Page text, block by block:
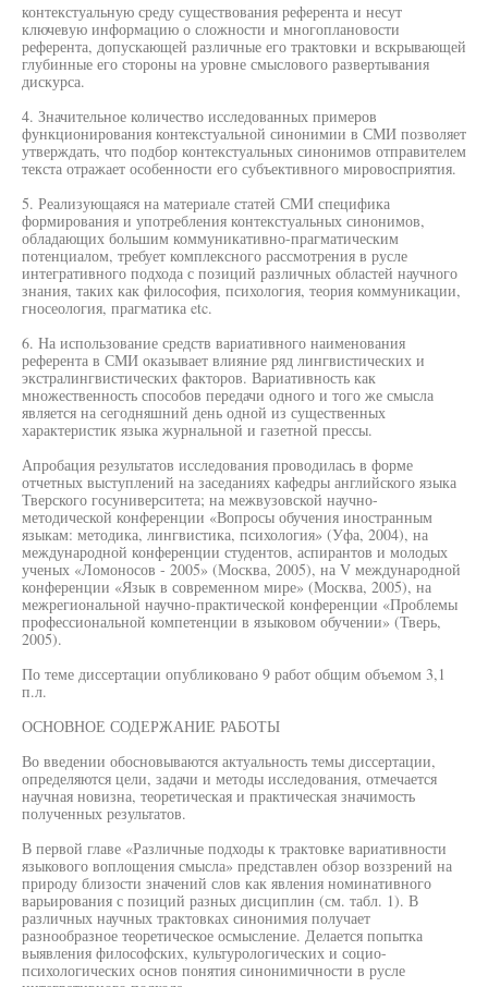
контекстуальную среду существования референта и несут
ключевую информацию о сложности и многоплановости
референта, допускающей различные его трактовки и вскрывающей
глубинные его стороны на уровне смыслового развертывания
дискурса.
4. Значительное количество исследованных примеров
функционирования контекстуальной синонимии в СМИ позволяет
утверждать, что подбор контекстуальных синонимов отправителем
текста отражает особенности его субъективного мировосприятия.
5. Реализующаяся на материале статей СМИ специфика
формирования и употребления контекстуальных синонимов,
обладающих большим коммуникативно-прагматическим
потенциалом, требует комплексного рассмотрения в русле
интегративного подхода с позиций различных областей научного
знания, таких как философия, психология, теория коммуникации,
гносеология, прагматика etc.
6. На использование средств вариативного наименования
референта в СМИ оказывает влияние ряд лингвистических и
экстралингвистических факторов. Вариативность как
множественность способов передачи одного и того же смысла
является на сегодняшний день одной из существенных
характеристик языка журнальной и газетной прессы.
Апробация результатов исследования проводилась в форме
отчетных выступлений на заседаниях кафедры английского языка
Тверского госуниверситета; на межвузовской научно-
методической конференции «Вопросы обучения иностранным
языкам: методика, лингвистика, психология» (Уфа, 2004), на
международной конференции студентов, аспирантов и молодых
ученых «Ломоносов - 2005» (Москва, 2005), на V международной
конференции «Язык в современном мире» (Москва, 2005), на
межрегиональной научно-практической конференции «Проблемы
профессиональной компетенции в языковом обучении» (Тверь,
2005).
По теме диссертации опубликовано 9 работ общим объемом 3,1
п.л.
ОСНОВНОЕ СОДЕРЖАНИЕ РАБОТЫ
Во введении обосновываются актуальность темы диссертации,
определяются цели, задачи и методы исследования, отмечается
научная новизна, теоретическая и практическая значимость
полученных результатов.
В первой главе «Различные подходы к трактовке вариативности
языкового воплощения смысла» представлен обзор воззрений на
природу близости значений слов как явления номинативного
варьирования с позиций разных дисциплин (см. табл. 1). В
различных научных трактовках синонимия получает
разнообразное теоретическое осмысление. Делается попытка
выявления философских, культурологических и социо-
психологических основ понятия синонимичности в русле